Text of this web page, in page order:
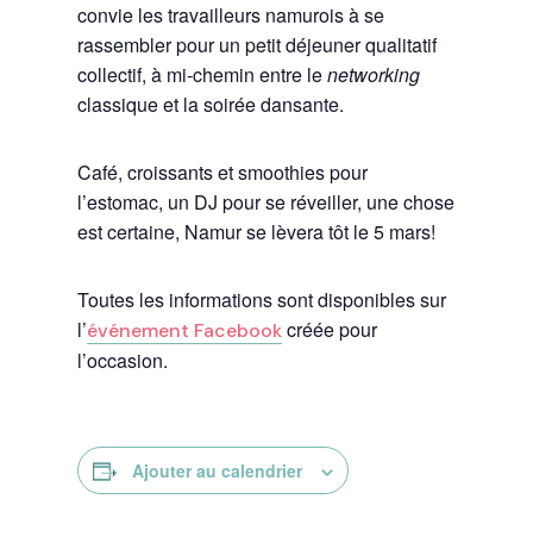
convie les travailleurs namurois à se
rassembler pour un petit déjeuner qualitatif
collectif, à mi-chemin entre lenetworking
classique et la soirée dansante.
Café, croissants et smoothies pour
l’estomac, un DJ pour se réveiller, une chose
est certaine, Namur se lèvera tôt le 5 mars!
Toutes les informations sont disponibles sur
l’événement Facebookcréée pour
l’occasion.
Ajouter au calendrier